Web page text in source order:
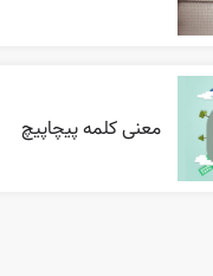
معنی کلمه پیچاپیچ